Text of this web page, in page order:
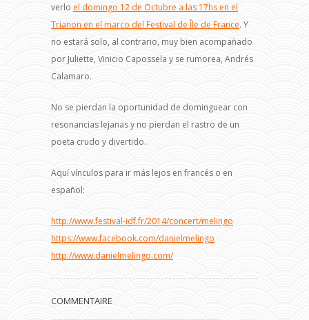
verlo el domingo 12 de Octubre a las 17hs en el
Trianon en el marco del Festival de Île de France. Y
no estará solo, al contrario, muy bien acompañado
por Juliette, Vinicio Capossela y se rumorea, Andrés
Calamaro.
No se pierdan la oportunidad de dominguear con
resonancias lejanas y no pierdan el rastro de un
poeta crudo y divertido.
Aquí vínculos para ir más lejos en francés o en
español:
http://www.festival-idf.fr/2014/concert/melingo
https://www.facebook.com/danielmelingo
http://www.danielmelingo.com/
COMMENTAIRE